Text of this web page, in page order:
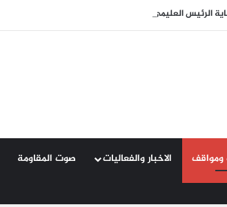
الرئيس العليمي.. لقاء تشاوري للمقاومة الشعبية بتعز
ومواقف الاخبار والفعاليات صوت المقاومة